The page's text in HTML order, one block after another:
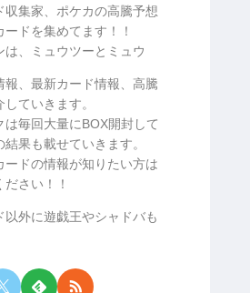
収集家、ポケカの高騰予想
ードを集めてます！！
は、ミュウツーとミュウ
報、最新カード情報、高騰
ていきます。
は毎回大量にBOX開封して
果も載せていきます。
ードの情報が知りたい方は
さい！！
以外に遊戯王やシャドバも